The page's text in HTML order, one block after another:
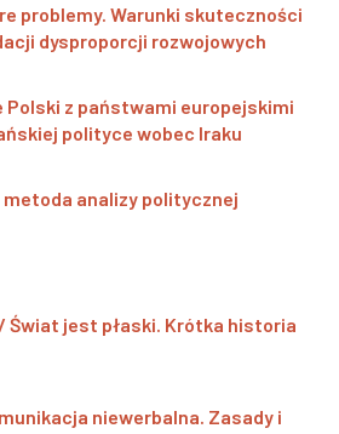
problemy. Warunki skuteczności
dysproporcji rozwojowych
z państwami europejskimi
polityce wobec Iraku
analizy politycznej
Świat jest płaski. Krótka historia
niewerbalna. Zasady i